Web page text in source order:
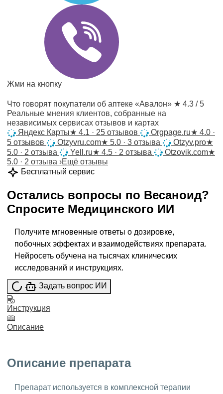
Жми на кнопку
Что говорят покупатели об аптеке «Авалон» ★ 4.3 / 5
Реальные мнения клиентов, собранные на
независимых сервисах отзывов и картах
Яндекс Карты★ 4.1 · 25 отзывов Orgpage.ru★ 4.0 ·
5 отзывов
Otzyvru.com★ 5.0 · 3 отзыва Otzyv.pro★
5.0 · 2 отзыва
Yell.ru★ 4.5 · 2 отзыва Otzovik.com★
5.0 · 2 отзыва ›Ещё отзывы
Бесплатный сервис
Остались вопросы по Весаноид?
Спросите Медицинского ИИ
Получите мгновенные ответы о дозировке,
побочных эффектах и взаимодействиях препарата.
Нейросеть обучена на тысячах клинических
исследований и инструкциях.
Задать вопрос ИИ
Инструкция
Описание
Описание препарата
Препарат используется в комплексной терапии